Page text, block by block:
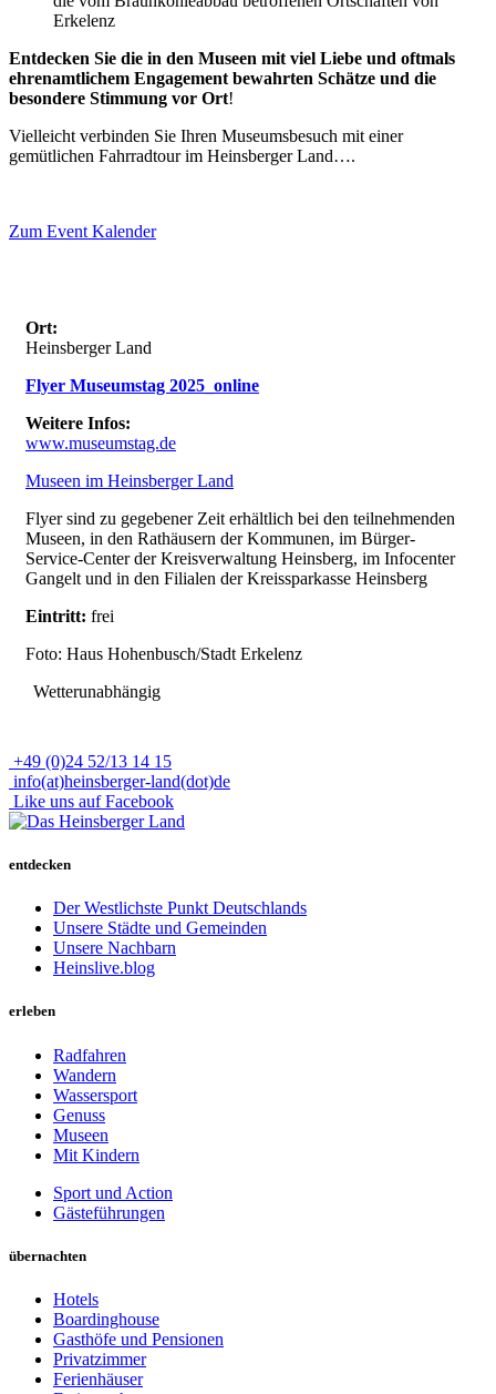
Erkelenz
Entdecken Sie die in den Museen mit viel Liebe und oftmals
ehrenamtlichem Engagement bewahrten Schätze und die
besondere Stimmung vor Ort!
Vielleicht verbinden Sie Ihren Museumsbesuch mit einer
gemütlichen Fahrradtour im Heinsberger Land….
Zum Event Kalender
Ort:
Heinsberger Land
Flyer Museumstag 2025_online
Weitere Infos:
www.museumstag.de
Museen im Heinsberger Land
Flyer sind zu gegebener Zeit erhältlich bei den teilnehmenden
Museen, in den Rathäusern der Kommunen, im Bürger-
Service-Center der Kreisverwaltung Heinsberg, im Infocenter
Gangelt und in den Filialen der Kreissparkasse Heinsberg
Eintritt: frei
Foto: Haus Hohenbusch/Stadt Erkelenz
Wetterunabhängig
+49 (0)24 52/13 14 15
info(at)heinsberger-land(dot)de
Like uns auf Facebook
entdecken
Der Westlichste Punkt Deutschlands
Unsere Städte und Gemeinden
Unsere Nachbarn
Heinslive.blog
erleben
Radfahren
Wandern
Wassersport
Genuss
Museen
Mit Kindern
Sport und Action
Gästeführungen
übernachten
Hotels
Boardinghouse
Gasthöfe und Pensionen
Privatzimmer
Ferienhäuser